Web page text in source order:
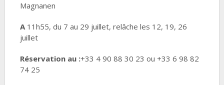
Magnanen
A11h55, du 7 au 29 juillet, relâche les 12, 19, 26
juillet
Réservation au :+33 4 90 88 30 23 ou +33 6 98 82
74 25